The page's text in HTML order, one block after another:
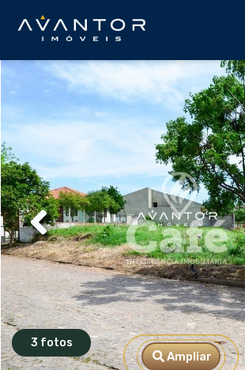
3 fotos
Ampliar